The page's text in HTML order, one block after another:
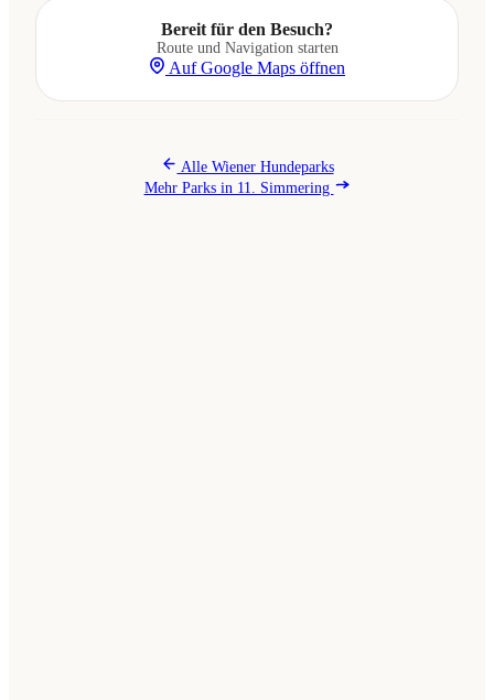
Bereit für den Besuch?
Route und Navigation starten
Auf Google Maps öffnen
Alle Wiener Hundeparks
Mehr Parks in 11. Simmering